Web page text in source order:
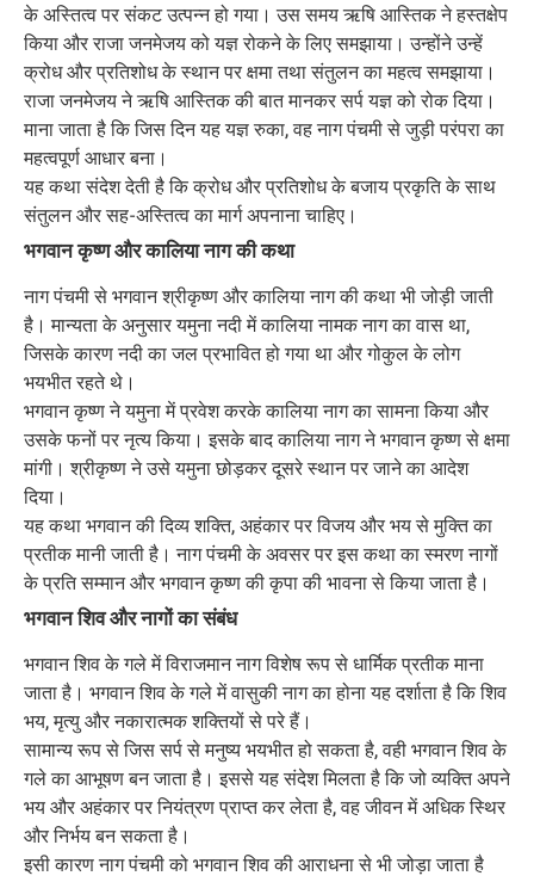
के अस्तित्व पर संकट उत्पन्न हो गया। उस समय ऋषि आस्तिक ने हस्तक्षेप
किया और राजा जनमेजय को यज्ञ रोकने के लिए समझाया। उन्होंने उन्हें
क्रोध और प्रतिशोध के स्थान पर क्षमा तथा संतुलन का महत्व समझाया।
राजा जनमेजय ने ऋषि आस्तिक की बात मानकर सर्प यज्ञ को रोक दिया।
माना जाता है कि जिस दिन यह यज्ञ रुका, वह नाग पंचमी से जुड़ी परंपरा का
महत्वपूर्ण आधार बना।
यह कथा संदेश देती है कि क्रोध और प्रतिशोध के बजाय प्रकृति के साथ
संतुलन और सह-अस्तित्व का मार्ग अपनाना चाहिए।
भगवान कृष्ण और कालिया नाग की कथा
नाग पंचमी से भगवान श्रीकृष्ण और कालिया नाग की कथा भी जोड़ी जाती
है। मान्यता के अनुसार यमुना नदी में कालिया नामक नाग का वास था,
जिसके कारण नदी का जल प्रभावित हो गया था और गोकुल के लोग
भयभीत रहते थे।
भगवान कृष्ण ने यमुना में प्रवेश करके कालिया नाग का सामना किया और
उसके फनों पर नृत्य किया। इसके बाद कालिया नाग ने भगवान कृष्ण से क्षमा
मांगी। श्रीकृष्ण ने उसे यमुना छोड़कर दूसरे स्थान पर जाने का आदेश
दिया।
यह कथा भगवान की दिव्य शक्ति, अहंकार पर विजय और भय से मुक्ति का
प्रतीक मानी जाती है। नाग पंचमी के अवसर पर इस कथा का स्मरण नागों
के प्रति सम्मान और भगवान कृष्ण की कृपा की भावना से किया जाता है।
भगवान शिव और नागों का संबंध
भगवान शिव के गले में विराजमान नाग विशेष रूप से धार्मिक प्रतीक माना
जाता है। भगवान शिव के गले में वासुकी नाग का होना यह दर्शाता है कि शिव
भय, मृत्यु और नकारात्मक शक्तियों से परे हैं।
सामान्य रूप से जिस सर्प से मनुष्य भयभीत हो सकता है, वही भगवान शिव के
गले का आभूषण बन जाता है। इससे यह संदेश मिलता है कि जो व्यक्ति अपने
भय और अहंकार पर नियंत्रण प्राप्त कर लेता है, वह जीवन में अधिक स्थिर
और निर्भय बन सकता है।
इसी कारण नाग पंचमी को भगवान शिव की आराधना से भी जोड़ा जाता है